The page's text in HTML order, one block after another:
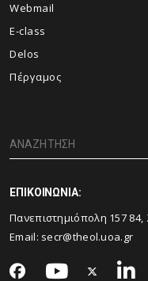
Webmail
E-class
Delos
Πέργαμος
ΕΠΙΚΟΙΝΩΝΙΑ:
Πανεπιστημιόπολη 157
Email: secr@theol.uoa.gr